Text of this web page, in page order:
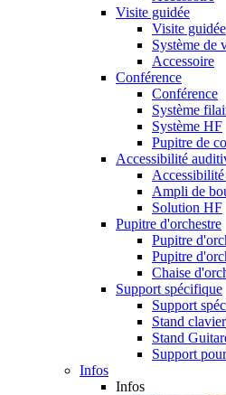
Visite guidée
Visite guidée
Système de
Accessoire
Conférence
Conférence
Système
Système HF
Pupitre de
Accessibilité
Ampli de
Solution HF
Pupitre d'orchestre
Pupitre
Pupitre
Chaise
Support spécifique
Support
Stand clavier
Stand
Support
Infos
Infos